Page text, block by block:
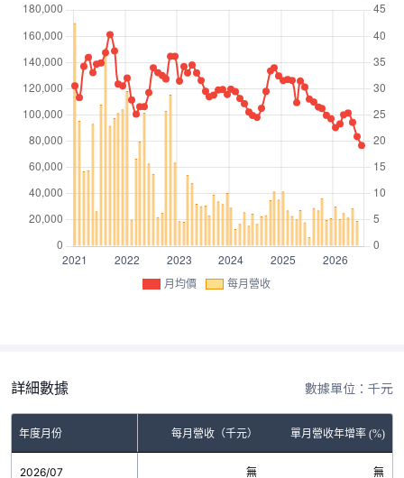
月均價 每月營收
詳細數據 數據單位：千元
年度月份 每月營收（千元） 單月營收年增率 (%)
2026/07 無 無